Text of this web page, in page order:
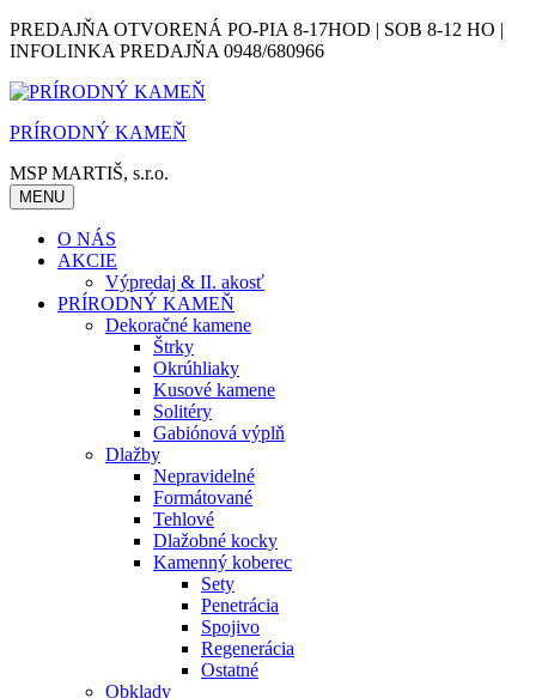
Skip
to
PREDAJŇA OTVORENÁ PO-PIA 8-17HOD | SOB 8-12 HO |
INFOLINKA PREDAJŇA 0948/680966
PRÍRODNÝ KAMEŇ
MSP MARTIŠ, s.r.o.
MENU
O NÁS
AKCIE
Výpredaj & II. akosť
PRÍRODNÝ KAMEŇ
Dekoračné kamene
Štrky
Okrúhliaky
Kusové kamene
Solitéry
Gabiónová výplň
Dlažby
Nepravidelné
Formátované
Tehlové
Dlažobné kocky
Kamenný koberec
Sety
Penetrácia
Spojivo
Regenerácia
Ostatné
Obklady